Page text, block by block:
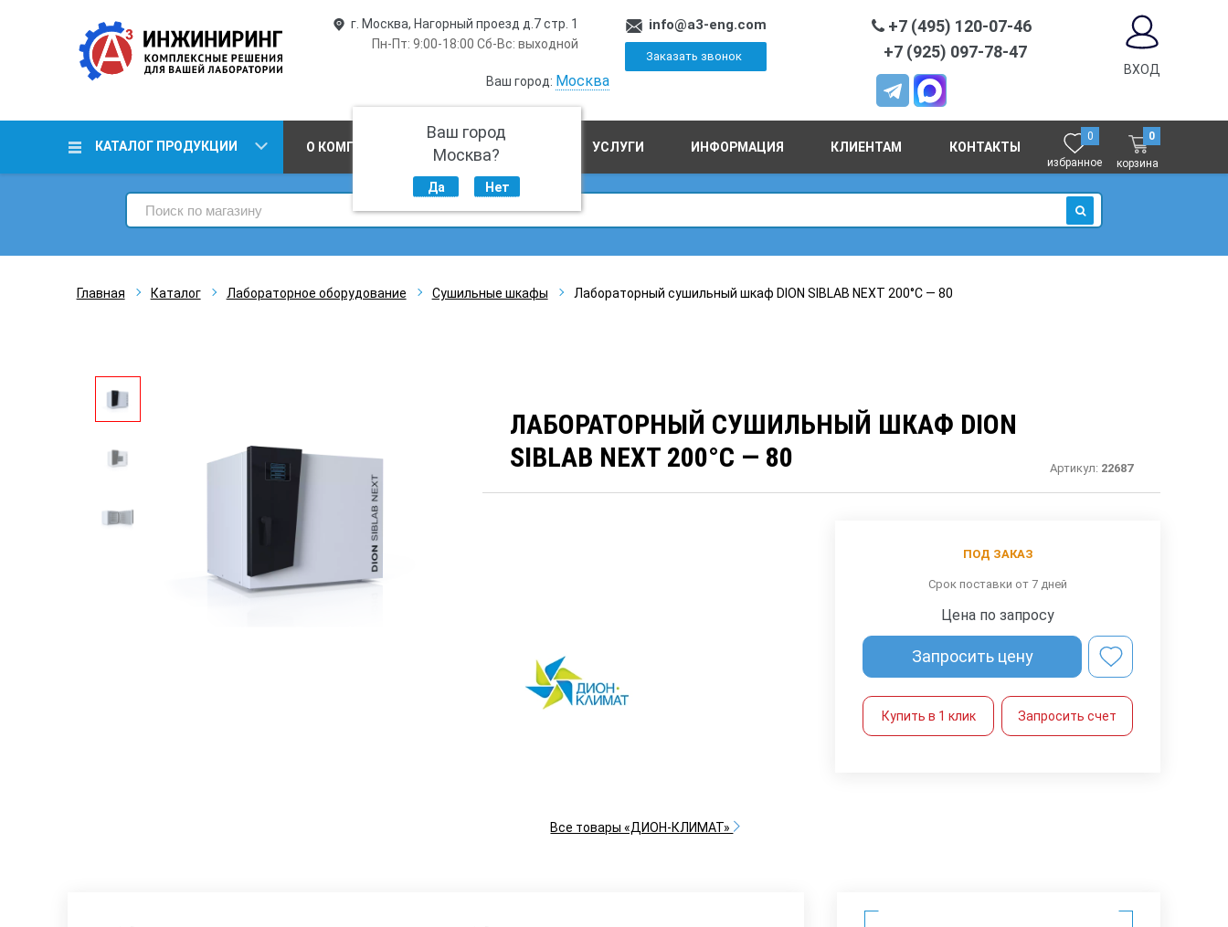
г. Москва, Нагорный проезд д.7 стр. 1
Пн-Пт: 9:00-18:00 Сб-Вс: выходной
Ваш город: Москва
Ваш город
Москва?
Да Нет
info@a3-eng.com
Заказать звонок
+7 (495) 120-07-46
+7 (925) 097-78-47
ВХОД
КАТАЛОГ ПРОДУКЦИИ О КОМПАНИИ ПРОИЗВОДСТВО УСЛУГИ ИНФОРМАЦИЯ КЛИЕНТАМ КОНТАКТЫ
0
избранное
0
корзина
ИСКАТЬ
Главная Каталог Лабораторное оборудование Сушильные шкафы Лабораторный сушильный шкаф DION SIBLAB NEXT 200°С — 80
ЛАБОРАТОРНЫЙ СУШИЛЬНЫЙ ШКАФ DION
SIBLAB NEXT 200°С — 80
Артикул: 22687
Все товары «ДИОН-КЛИМАТ»
ПОД ЗАКАЗ
Срок поставки от 7 дней
Цена по запросу
Запросить цену
Купить в 1 клик Запросить счет